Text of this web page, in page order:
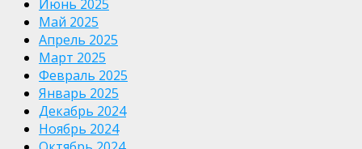
Июнь 2025
Май 2025
Апрель 2025
Март 2025
Февраль 2025
Январь 2025
Декабрь 2024
Ноябрь 2024